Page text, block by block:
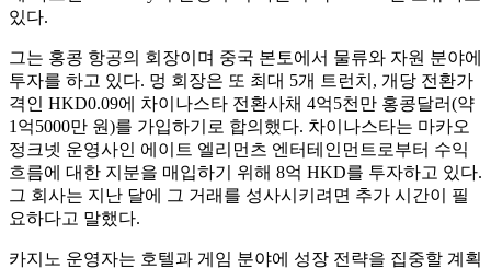
있다.
그는 홍콩 항공의 회장이며 중국 본토에서 물류와 자원 분야에
투자를 하고 있다. 멍 회장은 또 최대 5개 트런치, 개당 전환가
격인 HKD0.09에 차이나스타 전환사채 4억5천만 홍콩달러(약
1억5000만 원)를 가입하기로 합의했다. 차이나스타는 마카오
정크넷 운영사인 에이트 엘리먼츠 엔터테인먼트로부터 수익
흐름에 대한 지분을 매입하기 위해 8억 HKD를 투자하고 있다.
그 회사는 지난 달에 그 거래를 성사시키려면 추가 시간이 필
요하다고 말했다.
카지노 운영자는 호텔과 게임 분야에 성장 전략을 집중할 계획